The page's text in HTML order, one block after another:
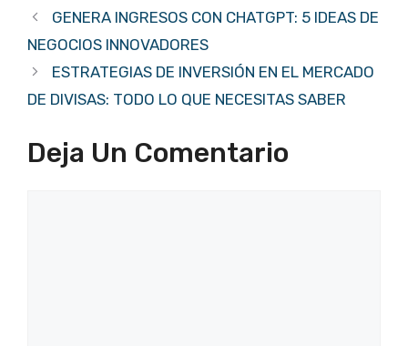
GENERA INGRESOS CON CHATGPT: 5 IDEAS DE
NEGOCIOS INNOVADORES
ESTRATEGIAS DE INVERSIÓN EN EL MERCADO
DE DIVISAS: TODO LO QUE NECESITAS SABER
Deja Un Comentario